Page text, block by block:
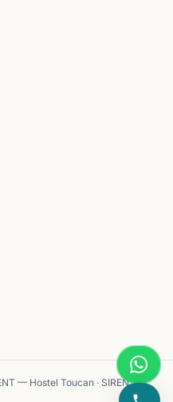
— Hostel Toucan · SIREN 102